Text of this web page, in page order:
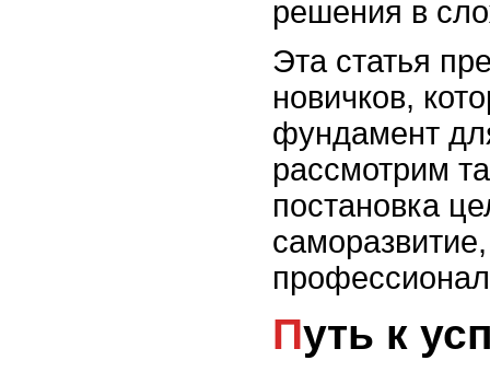
решения в
Эта статья
новичков,
фундамент
рассмотрим
постановка
Путь к